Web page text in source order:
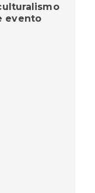
evento